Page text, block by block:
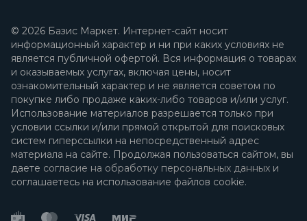
© 2026 Базис Маркет. Интернет-сайт носит
информационный характер и ни при каких условиях не
является публичной офертой. Вся информация о товарах
и оказываемых услугах, включая цены, носит
ознакомительный характер и не является советом по
покупке либо продаже каких-либо товаров и/или услуг.
Использование материалов разрешается только при
условии ссылки и/или прямой открытой для поисковых
систем гиперссылки на непосредственный адрес
материала на сайте. Продолжая пользоваться сайтом, вы
даете согласие на обработку персональных данных и
соглашаетесь на использование файлов cookie.